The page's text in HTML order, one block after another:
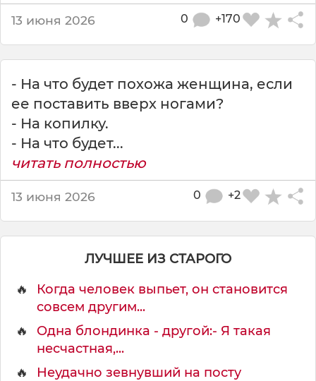
ж
т
13 июня 2026 +170
0
- На что будет похожа женщина, если
ее поставить вверх ногами?
- На копилку.
- На что будет...
читать полностью
13 июня 2026 +2
0
ЛУЧШЕЕ ИЗ СТАРОГО
🔥
Когда человек выпьет, он становится
совсем другим...
🔥
Одна блондинка - другой:- Я такая
несчастная,...
🔥
Неудачно зевнувший на посту